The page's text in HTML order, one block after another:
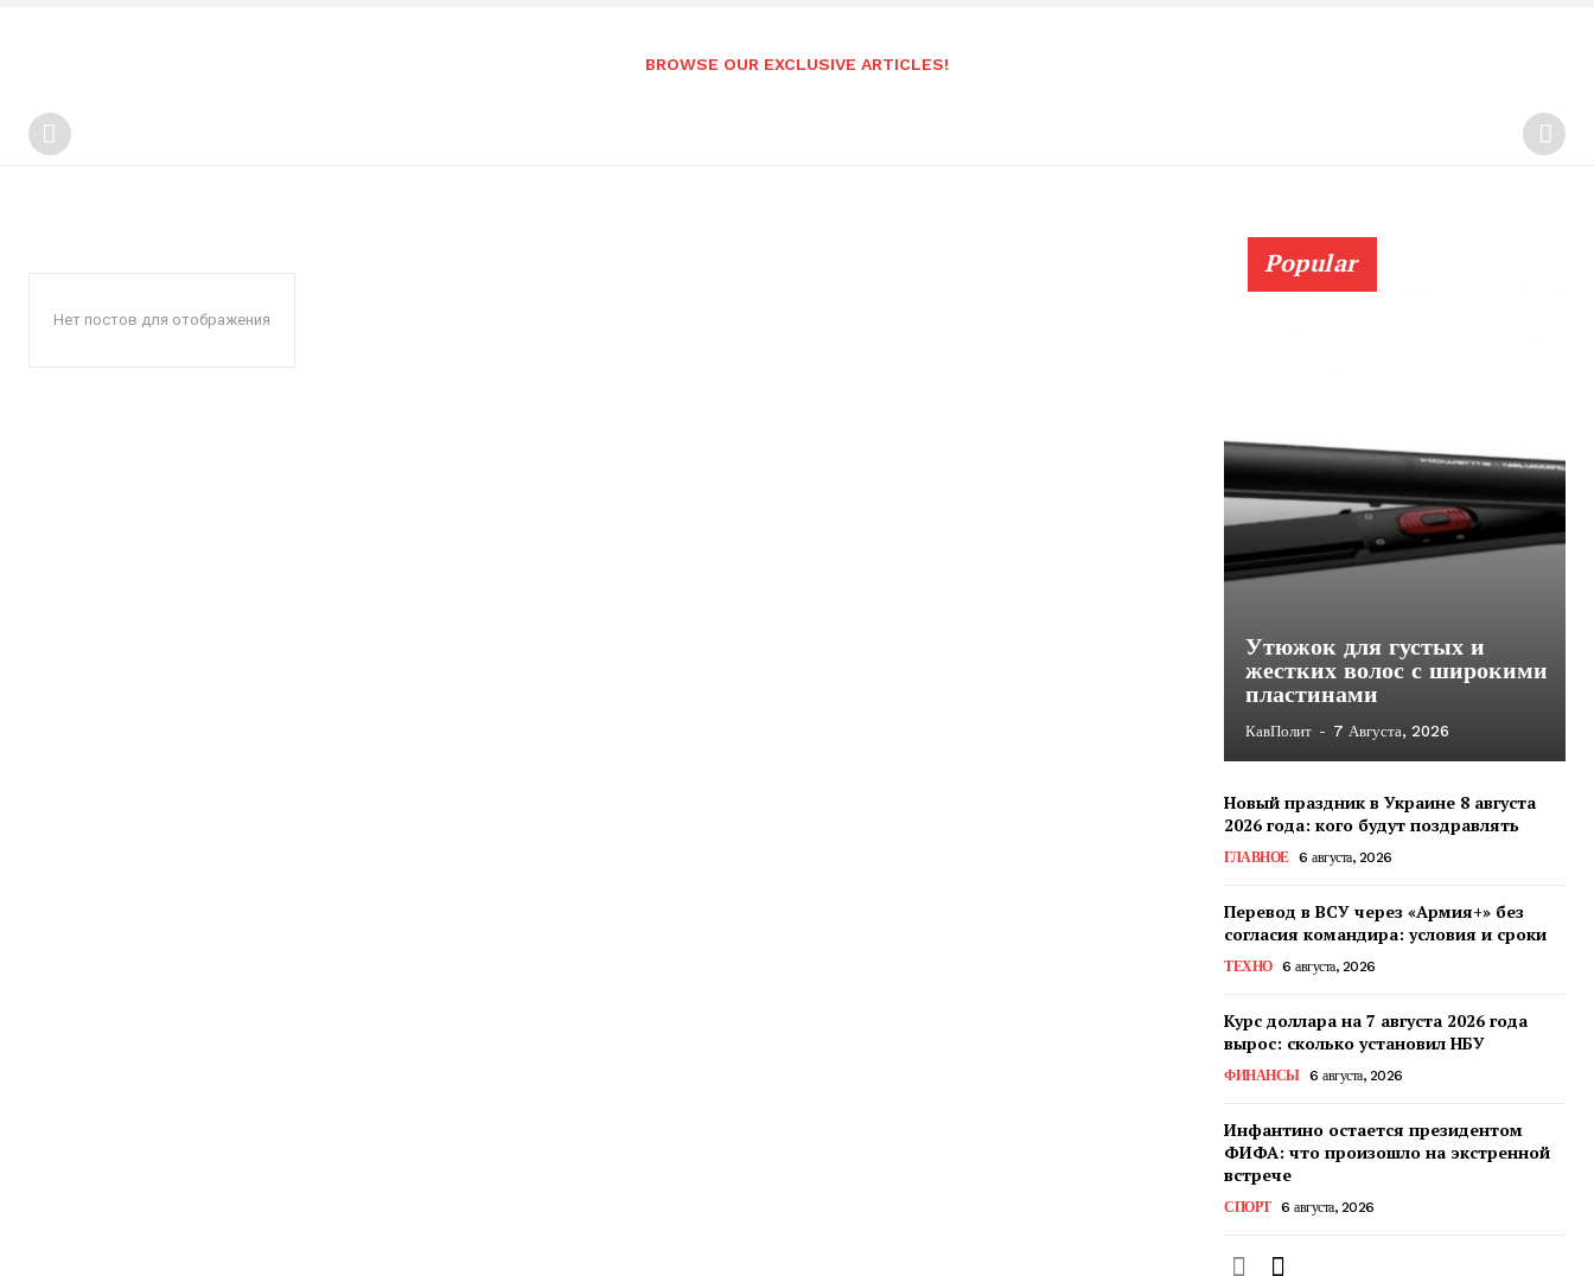
BROWSE OUR EXCLUSIVE ARTICLES!
Нет постов для отображения
Popular
Утюжок для густых и
жестких волос с широкими
пластинами
КавПолит - 7 Августа, 2026
Новый праздник в Украине 8 августа
2026 года: кого будут поздравлять
ГЛАВНОЕ 6 августа, 2026
Перевод в ВСУ через «Армия+» без
согласия командира: условия и сроки
ТЕХНО 6 августа, 2026
Курс доллара на 7 августа 2026 года
вырос: сколько установил НБУ
ФИНАНСЫ 6 августа, 2026
Инфантино остается президентом
ФИФА: что произошло на экстренной
встрече
СПОРТ 6 августа, 2026